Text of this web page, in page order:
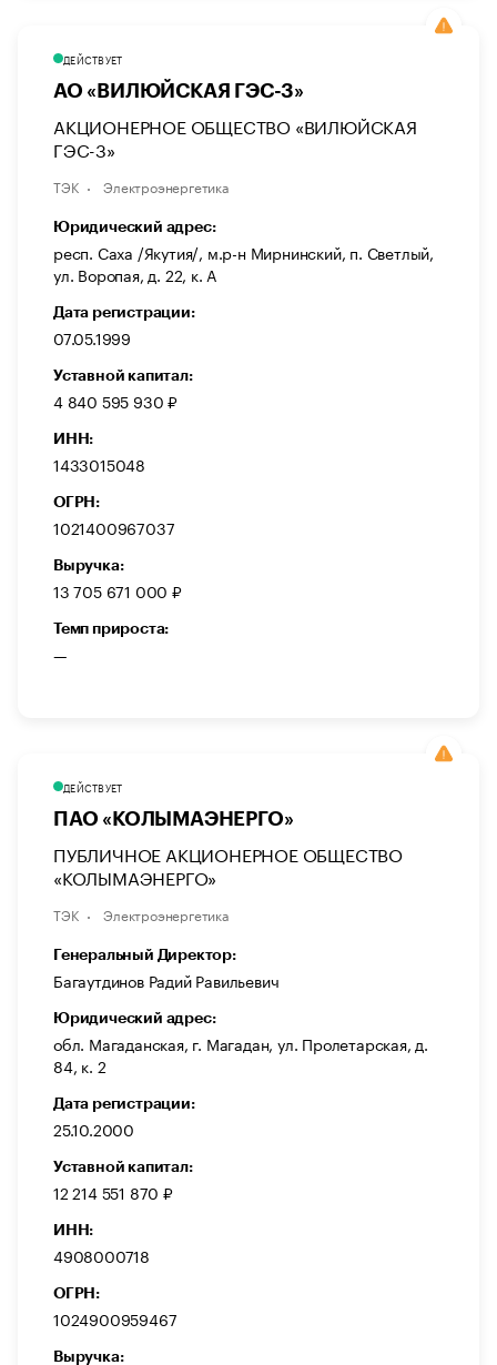
ДЕЙСТВУЕТ
АО «ВИЛЮЙСКАЯ ГЭС-3»
АКЦИОНЕРНОЕ ОБЩЕСТВО «ВИЛЮЙСКАЯ
ГЭС-3»
ТЭК Электроэнергетика
Юридический адрес:
респ. Саха /Якутия/, м.р-н Мирнинский, п. Светлый,
ул. Воропая, д. 22, к. А
Дата регистрации:
07.05.1999
Уставной капитал:
4 840 595 930 ₽
ИНН:
1433015048
ОГРН:
1021400967037
Выручка:
13 705 671 000 ₽
Темп прироста:
—
ДЕЙСТВУЕТ
ПАО «КОЛЫМАЭНЕРГО»
ПУБЛИЧНОЕ АКЦИОНЕРНОЕ ОБЩЕСТВО
«КОЛЫМАЭНЕРГО»
ТЭК Электроэнергетика
Генеральный Директор:
Багаутдинов Радий Равильевич
Юридический адрес:
обл. Магаданская, г. Магадан, ул. Пролетарская, д.
84, к. 2
Дата регистрации:
25.10.2000
Уставной капитал:
12 214 551 870 ₽
ИНН:
4908000718
ОГРН:
1024900959467
Выручка: